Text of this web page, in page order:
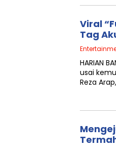
Viral
Tag
HARIAN
usai
Reza